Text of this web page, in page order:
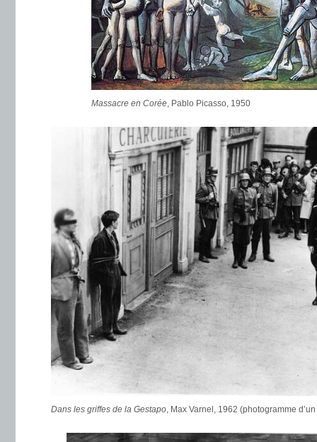
Massacre en Corée, Pablo Picasso, 1950
Dans les griffes de la Gestapo, Max Varnel, 1962 (photogramme